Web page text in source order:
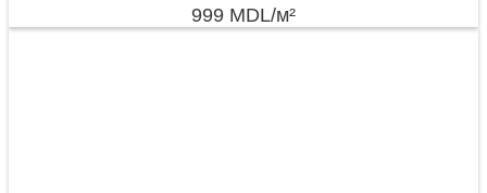
999 MDL/м²